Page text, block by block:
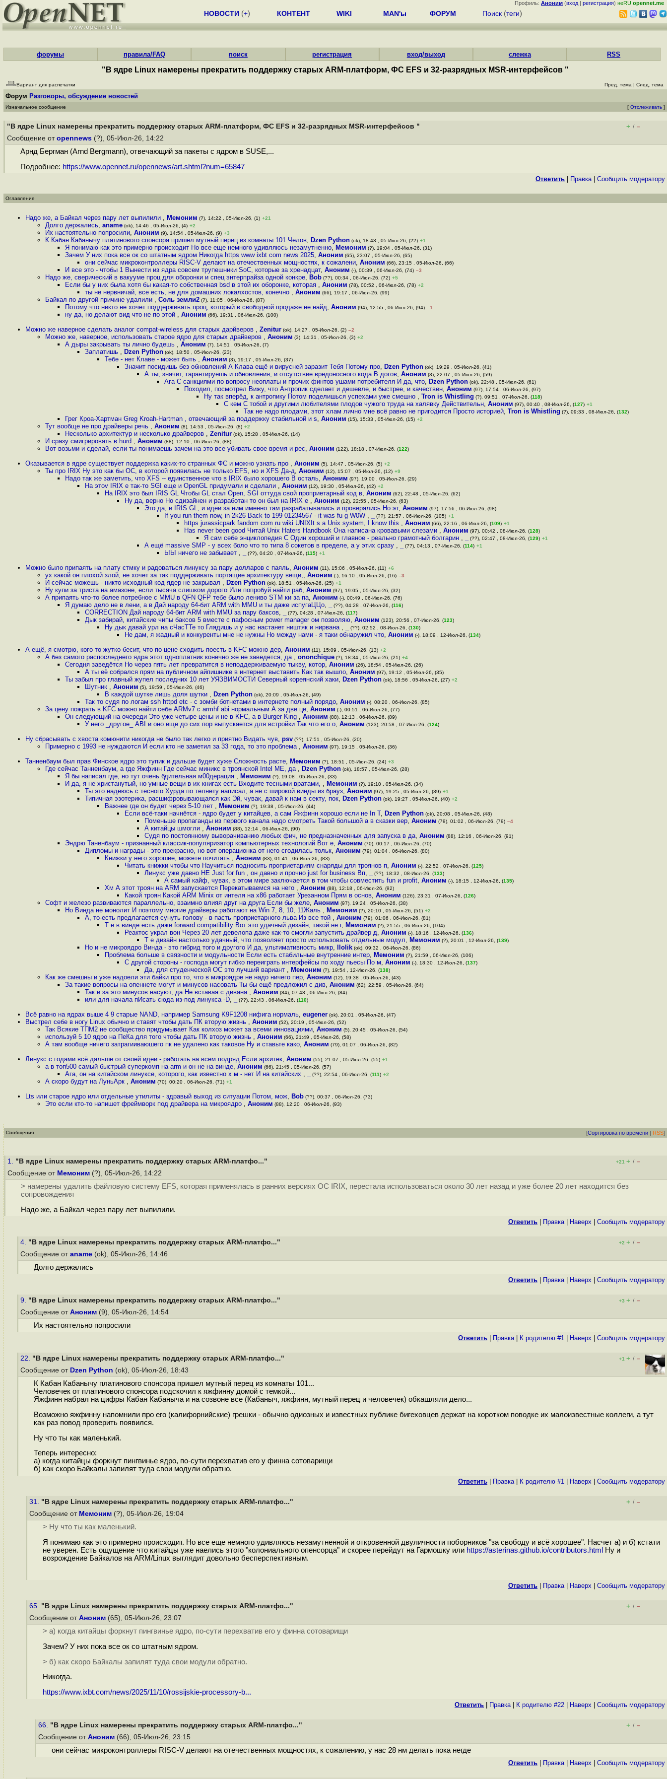
Профиль: Аноним (вход | регистрация) неRU opennet.me
НОВОСТИ (+) КОНТЕНТ WIKI MAN'ы ФОРУМ Поиск (теги)
форумы правила/FAQ поиск регистрация вход/выход слежка RSS
"В ядре Linux намерены прекратить поддержку старых ARM-платформ, ФС EFS и 32-разрядных MSR-интерфейсов "
Вариант для распечатки Пред. тема | След. тема
Форум Разговоры, обсуждение новостей
Изначальное сообщение [ Отслеживать ]
"В ядре Linux намерены прекратить поддержку старых ARM-платформ, ФС EFS и 32-разрядных MSR-интерфейсов " + / –
Сообщение от opennews (?), 05-Июл-26, 14:22
Арнд Бергман (Arnd Bergmann), отвечающий за пакеты с ядром в SUSE,...
Подробнее: https://www.opennet.ru/opennews/art.shtml?num=65847
Ответить Правка| Cообщить модератору
Оглавление
Надо же, а Байкал через пару лет выпилили , Мемоним (?), 14:22 , 05-Июл-26, (1) +21
Долго держались, aname (ok), 14:46 , 05-Июл-26, (4) +2
Их настоятельно попросили, Аноним (9), 14:54 , 05-Июл-26, (9) +3
К Кабан Кабанычу платинового спонсора пришел мутный перец из комнаты 101 Челов, Dzen Python (ok), 18:43 , 05-Июл-26, (22) +1
Я понимаю как это примерно происходит Но все еще немного удивляюсь незамутненно, Мемоним (?), 19:04 , 05-Июл-26, (31)
Зачем У них пока все ок со штатным ядром Никогда https www ixbt com news 2025, Аноним (65), 23:07 , 05-Июл-26, (65)
они сейчас микроконтроллеры RISC-V делают на отечественных мощностях, к сожалени, Аноним (66), 23:15 , 05-Июл-26, (66)
И все это - чтобы 1 Вынести из ядра совсем трупешники SoC, которые за хренадцат, Аноним (-), 00:39 , 06-Июл-26, (74) –3
Надо же, сверический в вакууме проц для оборонки и спец энтерпрайза одной конкре, Bob (??), 00:34 , 06-Июл-26, (72) +5
Если бы у них была хотя бы какая-то собственная bsd в этой их оборонке, которая , Аноним (78), 00:52 , 06-Июл-26, (78) +2
ты не нервничай, все есть, не для домашних локалхостов, конечно , Аноним (66), 19:17 , 06-Июл-26, (99)
Байкал по другой причине удалили , Соль земли2 (?), 11:05 , 06-Июл-26, (87)
Потому что никто не хочет поддерживать проц, который в свободной продаже не найд, Аноним (94), 12:55 , 06-Июл-26, (94) –1
ну да, но делают вид что не по этой , Аноним (66), 19:31 , 06-Июл-26, (100)
Можно же наверное сделать аналог compat-wireless для старых дарйверов , Zenitur (ok), 14:27 , 05-Июл-26, (2) –2
Можно же, наверное, использовать старое ядро для старых драйверов , Аноним (3), 14:31 , 05-Июл-26, (3) +2
А дыры закрывать ты лично будешь , Аноним (7), 14:51 , 05-Июл-26, (7)
Заплатишь , Dzen Python (ok), 18:50 , 05-Июл-26, (23)
Тебе - нет Клаве - может быть , Аноним (3), 19:17 , 05-Июл-26, (37)
Значит посидишь без обновлений А Клава ещё и вирусней заразит Тебя Потому про, Dzen Python (ok), 19:29 , 05-Июл-26, (41)
А ты, значит, гарантируешь и обновления, и отсутствие вредоносного кода В догов, Аноним (3), 22:07 , 05-Июл-26, (59)
Ага С санкциями по вопросу неоплаты и прочих финтов ушами потребителя И да, что, Dzen Python (ok), 22:48 , 05-Июл-26, (61)
Походил, посмотрел Вижу, что Антропик сделает и дешевле, и быстрее, и качествен, Аноним (97), 17:54 , 06-Июл-26, (97)
Ну так вперёд, к антропику Потом поделишься успехами уже смешно , Tron is Whistling (?), 09:51 , 07-Июл-26, (118)
С кем С тобой и другими любителями плодов чужого труда на халявку Действительн, Аноним (97), 00:40 , 08-Июл-26, (127) +1
Так не надо плодами, этот хлам лично мне всё равно не пригодится Просто историей, Tron is Whistling (?), 09:33 , 08-Июл-26, (132)
Грег Кроа-Хартман Greg Kroah-Hartman , отвечающий за поддержку стабильной и s, Аноним (15), 15:33 , 05-Июл-26, (15) +2
Тут вообще не про драйверы речь , Аноним (8), 14:53 , 05-Июл-26, (8) +2
Несколько архитектур и несколько драйверов , Zenitur (ok), 15:28 , 05-Июл-26, (14)
И сразу смигрировать в hurd , Аноним (88), 12:10 , 06-Июл-26, (88)
Вот возьми и сделай, если ты понимаешь зачем на это все убивать свое время и рес, Аноним (122), 18:18 , 07-Июл-26, (122)
Оказывается в ядре существует поддержка каких-то странных ФС и можно узнать про , Аноним (5), 14:47 , 05-Июл-26, (5) +2
Ты про IRIX Ну это как бы ОС, в которой появилась не только EFS, но и XFS Да-д, Аноним (12), 15:07 , 05-Июл-26, (12) +9
Надо так же заметить, что XFS -- единственное что в IRIX было хорошего В осталь, Аноним (97), 19:00 , 05-Июл-26, (29)
На этоv IRIX е так-то SGI еще и OpenGL придумали и сделали , Аноним (12), 19:30 , 05-Июл-26, (42) +2
На IRIX это был IRIS GL Чтобы GL стал Open, SGI оттуда свой проприетарный код в, Аноним (62), 22:48 , 05-Июл-26, (62)
Ну да, верно Но сдизайнен и разработан то он был на IRIX е , Аноним (12), 22:55 , 05-Июл-26, (63)
Это да, и IRIS GL, и идеи за ним именно там разрабатывались и проверялись Но эт, Аноним (97), 17:56 , 06-Июл-26, (98)
If you run them now, in 2k26 Back to 199 01234567 - it was fu g W0W , (??), 21:57 , 06-Июл-26, (105) +1
https jurassicpark fandom com ru wiki UNIXIt s a Unix system, I know this , Аноним (66), 22:16 , 06-Июл-26, (109) +1
Has never been good Читай Unix Haters Handbook Она написана кровавыми слезами , Аноним (97), 00:42 , 08-Июл-26, (128)
Я сам себе энциклопедия С Один хороший и главное - реально грамотный болгарин , (??), 02:47 , 08-Июл-26, (129) +1
А ещё massive SMP - у всех боло что то типа 8 сокетов в пределе, а у этих сразу , (??), 04:13 , 07-Июл-26, (114) +1
ЫЫ ничего не забывает , (??), 04:20 , 07-Июл-26, (115) +1
Можно было припаять на плату стмку и радоваться линуксу за пару долларов с паяль, Аноним (11), 15:06 , 05-Июл-26, (11) +6
ух какой он плохой злой, не хочет за так поддерживать портящие архитектуру вещи,, Аноним (-), 16:10 , 05-Июл-26, (16) –3
И сейчас можешь - никто исходный код ядер не закрывал , Dzen Python (ok), 18:51 , 05-Июл-26, (25) +1
Ну купи за триста на амазоне, если тысяча слишком дорого Или попробуй найти раб, Аноним (97), 19:05 , 05-Июл-26, (32)
А припаять что-то более потребное с MMU в QFN QFP тебе было лениво STM ки за па, Аноним (-), 00:49 , 06-Июл-26, (76)
Я думаю дело не в лени, а в Дай народу 64-бит ARM with MMU и ты даже испугаЦЦо, (??), 04:28 , 07-Июл-26, (116)
CORRECTION Дай народу 64-бит ARM with MMU за пару баксов, (??), 04:28 , 07-Июл-26, (117)
Дык забирай, китайские чипы баксов 5 вместе с пафосным power manager ом позволяю, Аноним (123), 20:56 , 07-Июл-26, (123)
Ну дык давай урл на сЧасТТе то Глядишь и у нас настанет ништяк и нирвана , (??), 02:52 , 08-Июл-26, (130)
Не дам, я жадный и конкуренты мне не нужны Но между нами - я таки обнаружил что, Аноним (-), 18:09 , 12-Июл-26, (134)
А ещё, я смотрю, кого-то жутко бесит, что по цене сходить поесть в KFC можно дер, Аноним (11), 15:09 , 05-Июл-26, (13) +2
А без самого распоследнего ядра этот одноплатник конечно же не заведется, да , ononchique (?), 18:34 , 05-Июл-26, (21) +4
Сегодня заведётся Но через пять лет превратится в неподдерживаемую тыкву, котор, Аноним (26), 18:54 , 05-Июл-26, (26)
А ты её собрался прям на публичном айпишнике в интернет выставить Как так вышло, Аноним (97), 19:12 , 05-Июл-26, (35)
Ты забыл про главный жупел последних 10 лет УЯЗВИМОСТИ Северный кореянский хаки, Dzen Python (ok), 18:56 , 05-Июл-26, (27) +2
Шутник , Аноним (5), 19:59 , 05-Июл-26, (46)
В каждой шутке лишь доля шутки , Dzen Python (ok), 20:09 , 05-Июл-26, (49)
Так то судя по логам ssh httpd etc - с зомби ботнетами в интернете полный порядо, Аноним (-), 08:20 , 06-Июл-26, (85)
За цену пожрать в KFC можно найти себе ARMv7 с armhf abi нормальным А за две це, Аноним (-), 00:51 , 06-Июл-26, (77)
Он следующий на очереди Это уже четыре цены и не в KFC, а в Burger King , Аноним (88), 12:13 , 06-Июл-26, (89)
У него _другое_ ABI и оно еще до сих пор выпускается для встройки Так что его о, Аноним (123), 20:58 , 07-Июл-26, (124)
Ну сбрасывать с хвоста комюнити никогда не было так легко и приятно Видать чув, psv (??), 17:51 , 05-Июл-26, (20)
Примерно с 1993 не нуждаются И если кто не заметил за 33 года, то это проблема , Аноним (97), 19:15 , 05-Июл-26, (36)
Танненбаум был прав Финское ядро это тупик и дальше будет хуже Сложность расте, Мемоним (?), 18:51 , 05-Июл-26, (24) +3
Где сейчас Танненбаум, а где Яжфинн Где сейчас миникс в троянской Intel ME, да , Dzen Python (ok), 18:57 , 05-Июл-26, (28)
Я бы написал где, но тут очень бдительная м00дерация , Мемоним (?), 19:08 , 05-Июл-26, (33)
И да, я не христанутый, но умные вещи в их книгах есть Входите тесными вратами, , Мемоним (?), 19:10 , 05-Июл-26, (34)
Ты это надеюсь с тесного Хурда по телнету написал, а не с широкой винды из брауз, Аноним (97), 19:25 , 05-Июл-26, (39) +1
Типичная эзотерика, расшифровывающаяся как Эй, чувак, давай к нам в секту, пок, Dzen Python (ok), 19:27 , 05-Июл-26, (40) +2
Важнее где он будет через 5-10 лет , Мемоним (?), 19:38 , 05-Июл-26, (44)
Если всё-таки начнётся - ядро будет у китайцев, а сам Яжфинн хорошо если не In T, Dzen Python (ok), 20:08 , 05-Июл-26, (48)
Поменьше пропаганды из первого канала надо смотреть Такой большой а в сказки вер, Аноним (79), 01:02 , 06-Июл-26, (79) –4
А китайцы шмогли , Аноним (88), 12:14 , 06-Июл-26, (90)
Судя по постоянному выворачиванию любых фич, не предназначенных для запуска в да, Аноним (88), 12:16 , 06-Июл-26, (91)
Эндрю Таненбаум - признанный классик-популяризатор компьютерных технологий Вот е, Аноним (70), 00:17 , 06-Июл-26, (70)
Дипломы и награды - это прекрасно, но вот операционка от него сгодилась тольк, Аноним (79), 01:04 , 06-Июл-26, (80)
Книжки у него хорошие, можете почитать , Аноним (83), 01:41 , 06-Июл-26, (83)
Читать книжки чтобы что Научиться подносить проприетариям снаряды для троянов п, Аноним (-), 22:52 , 07-Июл-26, (125)
Линукс уже давно НЕ Just for fun , он давно и прочно just for business Вп, (??), 18:32 , 08-Июл-26, (133)
А самый кайф, чувак, в этом мире заключается в том чтобы совместить fun и profit, Аноним (-), 18:15 , 12-Июл-26, (135)
Хм А этот троян на ARM запускается Перекатываемся на него , Аноним (88), 12:18 , 06-Июл-26, (92)
Какой троян Какой ARM Minix от интеля на x86 работает Урезанном Прям в основ, Аноним (126), 23:31 , 07-Июл-26, (126)
Софт и железо развиваются параллельно, взаимно влияя друг на друга Если бы желе, Аноним (97), 19:24 , 05-Июл-26, (38)
Но Винда не монолит И поэтому многие драйверы работают на Win 7, 8, 10, 11Жаль , Мемоним (?), 20:10 , 05-Июл-26, (51) +2
А, то-есть предлагается сунуть голову - в пасть проприетарного льва Из все той , Аноним (79), 01:06 , 06-Июл-26, (81)
Т е в винде есть даже forward compatibility Вот это удачный дизайн, такой не г, Мемоним (?), 21:55 , 06-Июл-26, (104)
Реактос украл вон Через 20 лет девелопа даже как-то смогли запустить драйвер д, Аноним (-), 18:16 , 12-Июл-26, (136)
Т е дизайн настолько удачный, что позволяет просто использовать отдельные модул, Мемоним (?), 20:01 , 12-Июл-26, (139)
Но и не микроядро Винда - это гибрид того и другого И да, ультимативность микр, llolik (ok), 09:32 , 06-Июл-26, (86)
Проблема больше в связности и модульности Если есть стабильные внутренние интер, Мемоним (?), 21:59 , 06-Июл-26, (106)
С другой стороны - господа могут гибко переиграть интерфейсы по ходу пьесы По м, Аноним (-), 18:30 , 12-Июл-26, (137)
Да, для студенческой ОС это лучший вариант , Мемоним (?), 19:54 , 12-Июл-26, (138)
Как же смешны и уже надоели эти байки про то, что в микроядре не надо ничего пер, Аноним (12), 19:38 , 05-Июл-26, (43)
За такие вопросы на опеннете могут и минусов насовать Ты бы ещё предложил с див, Аноним (62), 22:59 , 05-Июл-26, (64)
Так и за это минусов насуют, да Не вставая с дивана , Аноним (84), 07:43 , 06-Июл-26, (84)
или для начала пИсать сюда из-под линукса -D, (??), 22:43 , 06-Июл-26, (110)
Всё равно на ядрах выше 4 9 старые NAND, например Samsung K9F1208 нифига нормаль, eugener (ok), 20:01 , 05-Июл-26, (47)
Выстрел себе в ногу Linux обычно и ставят чтобы дать ПК вторую жизнь , Аноним (52), 20:19 , 05-Июл-26, (52)
Так Всякие ТПМ2 не сообщество придумывает Как колхоз может за всеми инновациями, Аноним (5), 20:45 , 05-Июл-26, (54)
используй 5 10 ядро на ПеКа для того чтобы дать ПК вторую жизнь , Аноним (66), 21:49 , 05-Июл-26, (58)
А там вообще ничего затрагииваюшего пк не удалено как таковое Ну и ставьте како, Аноним (79), 01:07 , 06-Июл-26, (82)
Линукс с годами всё дальше от своей идеи - работать на всем подряд Если архитек, Аноним (55), 21:07 , 05-Июл-26, (55) +1
а в топ500 самый быстрый суперкомп на arm и он не на винде, Аноним (66), 21:45 , 05-Июл-26, (57)
Ага, он на китайском линуксе, которого, как известно х м - нет И на китайских , (??), 22:54 , 06-Июл-26, (111) +2
А скоро будут на ЛуньАрк , Аноним (70), 00:20 , 06-Июл-26, (71) +1
Lts или старое ядро или отдельные утилиты - здравый выход из ситуации Потом, мож, Bob (??), 00:37 , 06-Июл-26, (73)
Это если кто-то напишет фреймворк под драйвера на микроядро , Аноним (88), 12:20 , 06-Июл-26, (93)
Сообщения [Сортировка по времени | RSS]
1. "В ядре Linux намерены прекратить поддержку старых ARM-платфо..." +21 + / –
Сообщение от Мемоним (?), 05-Июл-26, 14:22
> намерены удалить файловую систему EFS, которая применялась в ранних версиях ОС IRIX, перестала использоваться около 30 лет назад и уже более 20 лет находится без
сопровождения
Надо же, а Байкал через пару лет выпилили.
Ответить Правка| Наверх Cообщить модератору
4. "В ядре Linux намерены прекратить поддержку старых ARM-платфо..." +2 + / –
Сообщение от aname (ok), 05-Июл-26, 14:46
Долго держались
Ответить Правка| Наверх Cообщить модератору
9. "В ядре Linux намерены прекратить поддержку старых ARM-платфо..." +3 + / –
Сообщение от Аноним (9), 05-Июл-26, 14:54
Их настоятельно попросили
Ответить Правка| К родителю #1 Наверх Cообщить модератору
22. "В ядре Linux намерены прекратить поддержку старых ARM-платфо..." +1 + / –
Сообщение от Dzen Python (ok), 05-Июл-26, 18:43
К Кабан Кабанычу платинового спонсора пришел мутный перец из комнаты 101...
Человечек от платинового спонсора подскочил к яжфинну домой с темкой...
Яжфинн набрал на цифры Кабан Кабаныча и на созвоне все (Кабаныч, яжфинн, мутный перец и человечек) обкашляли дело...
Возможно яжфинну напомнили про его (калифорнийские) грешки - обычно одиозных и известных публике бигеховцев держат на коротком поводке их малоизвестные коллеги, а тут
как раз повод проверить появился.
Ну что ты как маленький.
Теперь интересно:
а) когда китайцы форкнут пингвинье ядро, по-сути перехватив его у финна сотоварищи
б) как скоро Байкалы запилят туда свои модули обратно.
Ответить Правка| К родителю #1 Наверх Cообщить модератору
31. "В ядре Linux намерены прекратить поддержку старых ARM-платфо..." + / –
Сообщение от Мемоним (?), 05-Июл-26, 19:04
> Ну что ты как маленький.
Я понимаю как это примерно происходит. Но все еще немного удивляюсь незамутненной и откровенной двуличности поборников "за свободу и всё хорошее". Насчет а) и б) кстати
не уверен. Есть ощущение что китайцы уже наелись этого "колониального опенсорца" и скорее перейдут на Гармошку или https://asterinas.github.io/contributors.html
Ну и
возрождение Байкалов на ARM/Linux выглядит довольно бесперспективным.
Ответить Правка| Наверх Cообщить модератору
65. "В ядре Linux намерены прекратить поддержку старых ARM-платфо..." + / –
Сообщение от Аноним (65), 05-Июл-26, 23:07
> а) когда китайцы форкнут пингвинье ядро, по-сути перехватив его у финна сотоварищи
Зачем? У них пока все ок со штатным ядром.
> б) как скоро Байкалы запилят туда свои модули обратно.
Никогда.
https://www.ixbt.com/news/2025/11/10/rossijskie-processory-b...
Ответить Правка| К родителю #22 Наверх Cообщить модератору
66. "В ядре Linux намерены прекратить поддержку старых ARM-платфо..." + / –
Сообщение от Аноним (66), 05-Июл-26, 23:15
они сейчас микроконтроллеры RISC-V делают на отечественных мощностях, к сожалению, у нас 28 нм делать пока негде
Ответить Правка| Наверх Cообщить модератору